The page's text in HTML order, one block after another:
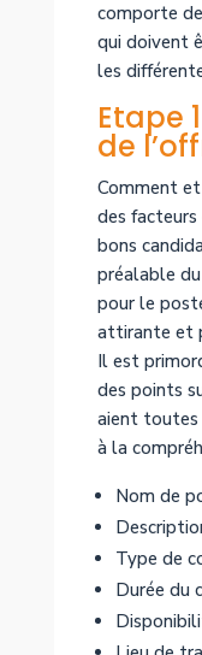
comporte
qui doivent
les
Etape
de
Comment
des
bons
préalable
pour le
attirante et
Il est
des points
aient toutes
à la
Nom de
Type de
Durée du